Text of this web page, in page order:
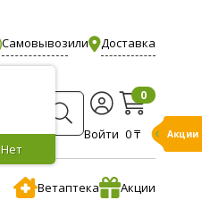
Нет
Самовывозили Доставка
Войти
0
0 ₸
Ветаптека Акции
Акции